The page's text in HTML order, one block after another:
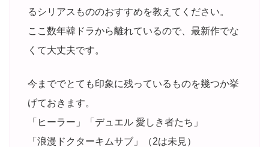
るシリアスもののおすすめを教えてください。
ここ数年韓ドラから離れているので、最新作でな
くて大丈夫です。
今まででとても印象に残っているものを幾つか挙
げておきます。
「ヒーラー」
「デュエル 愛しき者たち」
「浪漫ドクターキムサブ」（2は未見）